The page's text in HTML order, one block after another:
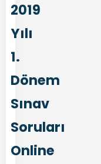
2019
Yılı
1.
Dönem
Sınav
Soruları
Online